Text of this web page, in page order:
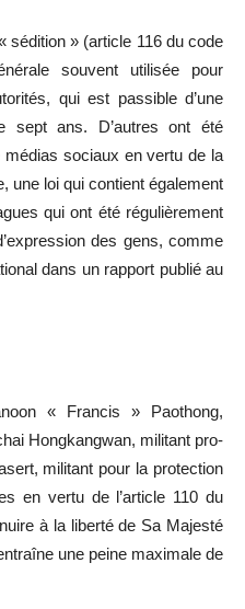
sédition » (article 116 du code
souvent utilisée pour
qui est passible d’une
sept ans. D’autres ont été
sociaux en vertu de la
une loi qui contient également
qui ont été régulièrement
des gens, comme
dans un rapport publié au
« Francis » Paothong,
Hongkangwan, militant pro-
militant pour la protection
en vertu de l’article 110 du
à la liberté de Sa Majesté
une peine maximale de